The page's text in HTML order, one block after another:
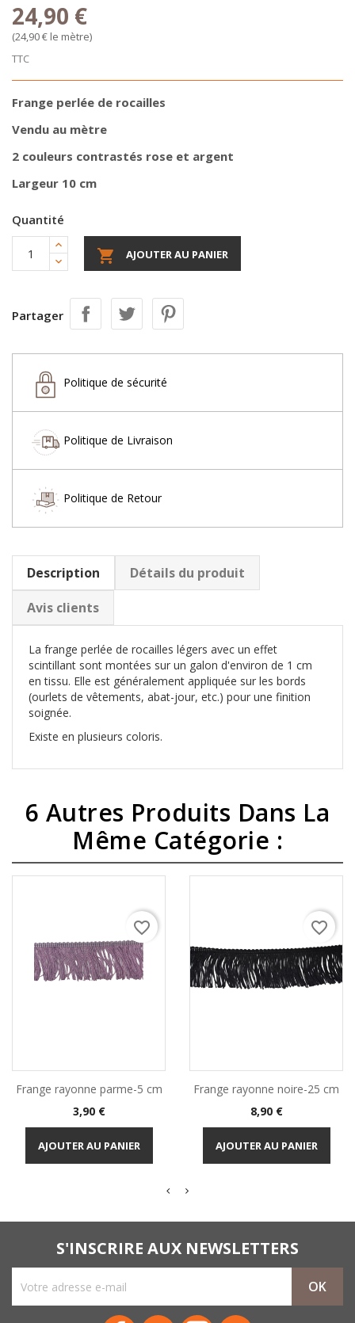
24,90 €
(24,90 € le mètre)
TTC
Frange perlée de rocailles
Vendu au mètre
2 couleurs contrastés rose et argent
Largeur 10 cm
Quantité
 AJOUTER AU PANIER
Partager
Politique de sécurité
Politique de Livraison
Politique de Retour
Description
Détails du produit
Avis clients
La frange perlée de rocailles légers avec un effet
scintillant sont montées sur un galon d'environ de 1 cm
en tissu. Elle est généralement appliquée sur les bords
(ourlets de vêtements, abat-jour, etc.) pour une finition
soignée.
Existe en plusieurs coloris.
6 Autres Produits Dans La
Même Catégorie :
Frange rayonne parme-5 cm
Prix
3,90 €
AJOUTER AU PANIER
favorite_border
Frange rayonne noire-25 cm
Prix
8,90 €
AJOUTER AU PANIER
favorite_border
S'INSCRIRE AUX NEWSLETTERS